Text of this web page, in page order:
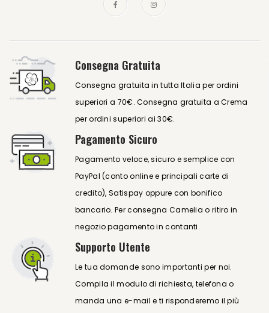
Consegna Gratuita
Consegna gratuita in tutta Italia per ordini
superiori a 70€. Consegna gratuita a Crema
per ordini superiori ai 30€.
Pagamento Sicuro
Pagamento veloce, sicuro e semplice con
PayPal (conto online e principali carte di
credito), Satispay oppure con bonifico
bancario. Per consegna Camelia o ritiro in
negozio pagamento in contanti.
Supporto Utente
Le tua domande sono importanti per noi.
Compila il modulo di richiesta, telefona o
manda una e-mail e ti risponderemo il più